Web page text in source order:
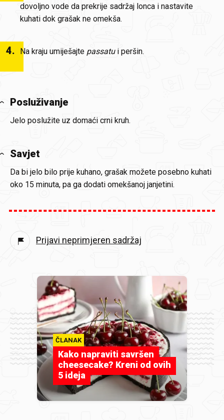
dovoljno vode da prekrije sadržaj lonca i nastavite
kuhati dok grašak ne omekša.
4. Na kraju umiješajte passatui peršin.
Posluživanje
Jelo poslužite uz domaći crni kruh.
Savjet
Da bi jelo bilo prije kuhano, grašak možete posebno kuhati
oko 15 minuta, pa ga dodati omekšanoj janjetini.
Prijavi neprimjeren sadržaj
ČLANAK
Kako napraviti savršen
cheesecake? Kreni od ovih
5 ideja